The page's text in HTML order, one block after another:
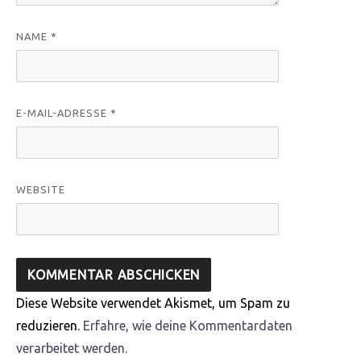
NAME *
E-MAIL-ADRESSE *
WEBSITE
Diese Website verwendet Akismet, um Spam zu
reduzieren. Erfahre, wie deine Kommentardaten
verarbeitet werden.